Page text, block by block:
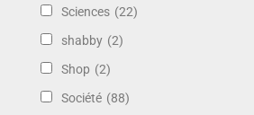
Sciences (22)
shabby (2)
Shop (2)
Société (88)